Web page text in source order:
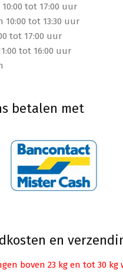
tot 17:00 uur
10:00 tot 13:30 uur
tot 17:00 uur
tot 16:00 uur
betalen met
en
boven 23 kg en tot 30 kg